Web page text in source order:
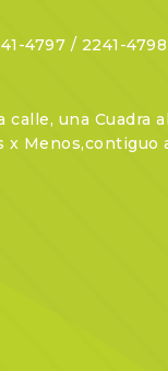
4797 / 2241-
calle, una Cuadra
x Menos,contiguo